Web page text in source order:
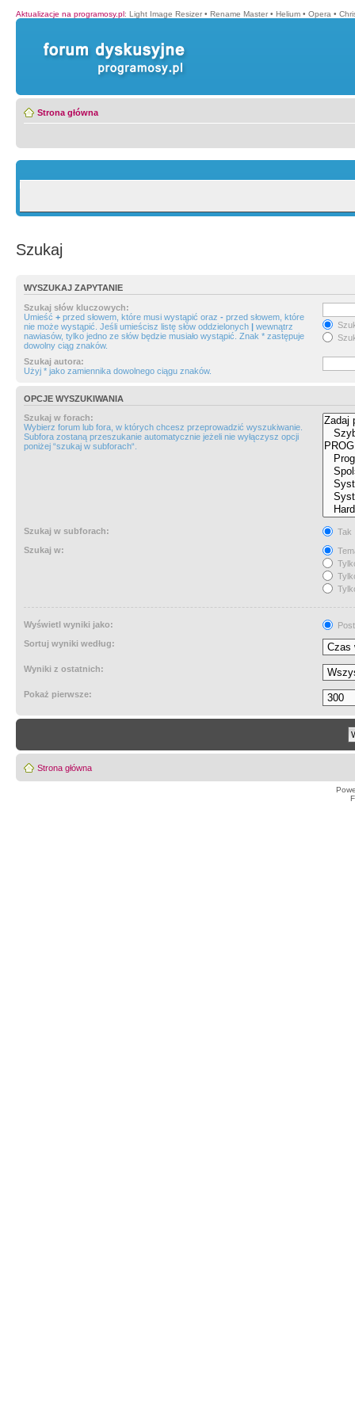
Aktualizacje na programosy.pl: Light Image Resizer • Rename Master • Helium • Opera •
Strona główna
Szukaj
WYSZUKAJ ZAPYTANIE
Szukaj słów kluczowych:
Umieść + przed słowem, które musi wystąpić oraz - przed słowem, które
nie może wystąpić. Jeśli umieścisz listę słów oddzielonych | wewnątrz
nawiasów, tylko jedno ze słów będzie musiało wystąpić. Znak * zastępuje
dowolny ciąg znaków.
Szukaj autora:
Użyj * jako zamiennika dowolnego ciągu znaków.
OPCJE WYSZUKIWANIA
Szukaj w forach:
Wybierz forum lub fora, w których chcesz przeprowadzić wyszukiwanie.
Subfora zostaną przeszukanie automatycznie jeżeli nie wyłączysz opcji
poniżej “szukaj w subforach“.
Szukaj w subforach:
Tak
Szukaj w:
Wyświetl wyniki jako:
Sortuj wyniki według:
Wyniki z ostatnich:
Pokaż pierwsze:
Strona główna